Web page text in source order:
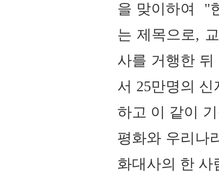
을 맞이하여 "
는 제목으로,
사를 거행한
서 25만명의
하고 이 같이
평화와 우리나
화대사의 한 사